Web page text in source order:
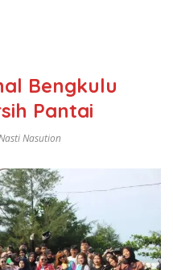
Bengkulu
Pantai
Nasution